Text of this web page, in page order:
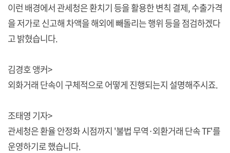
이런 배경에서 관세청은 환치기 등을 활용한 변칙 결제, 수출가격
을 저가로 신고해 차액을 해외에 빼돌리는 행위 등을 점검하겠다
고 밝혔습니다.
김경호 앵커>
외화거래 단속이 구체적으로 어떻게 진행되는지 설명해주시죠.
조태영 기자>
관세청은 환율 안정화 시점까지 '불법 무역·외환거래 단속 TF'를
운영하기로 했습니다.